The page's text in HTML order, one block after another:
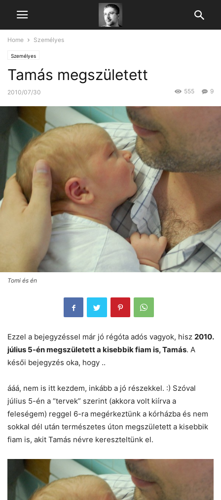
Home Személyes
Személyes
Tamás megszületett
2010/07/30 9
555
Tomi és én
Ezzel a bejegyzéssel már jó régóta adós vagyok, hisz 2010.
július 5-én megszületett a kisebbik fiam is, Tamás. A
késői bejegyzés oka, hogy ..
ááá, nem is itt kezdem, inkább a jó részekkel. :) Szóval
július 5-én a “tervek” szerint (akkora volt kiírva a
feleségem) reggel 6-ra megérkeztünk a kórházba és nem
sokkal dél után természetes úton megszületett a kisebbik
fiam is, akit Tamás névre kereszteltünk el.